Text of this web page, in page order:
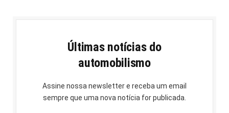
Últimas notícias do
automobilismo
Assine nossa newsletter e receba um email
sempre que uma nova notícia for publicada.